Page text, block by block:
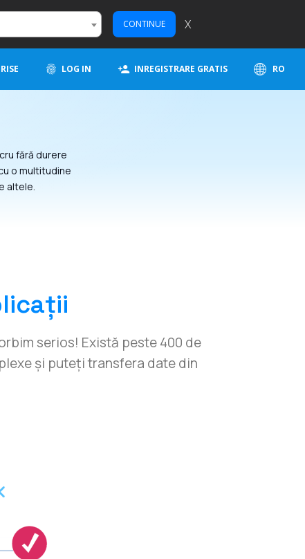
CONTINUE X
LOG IN INREGISTRARE GRATIS RO
fără durere
o multitudine
altele.
serios! Există peste 400 de
și puteți transfera date din